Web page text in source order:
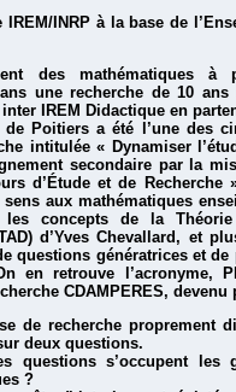
IREM/INRP à la base de
des mathématiques
une recherche de 10
IREM Didactique en
de Poitiers a été l’une des
intitulée « Dynamiser
secondaire par la
d’Étude et de Recherche
aux mathématiques
les concepts de la
d’Yves Chevallard, et
questions génératrices et de
en retrouve l’acronyme,
CDAMPERES, devenu
de recherche proprement
deux questions.
questions s’occupent les
?